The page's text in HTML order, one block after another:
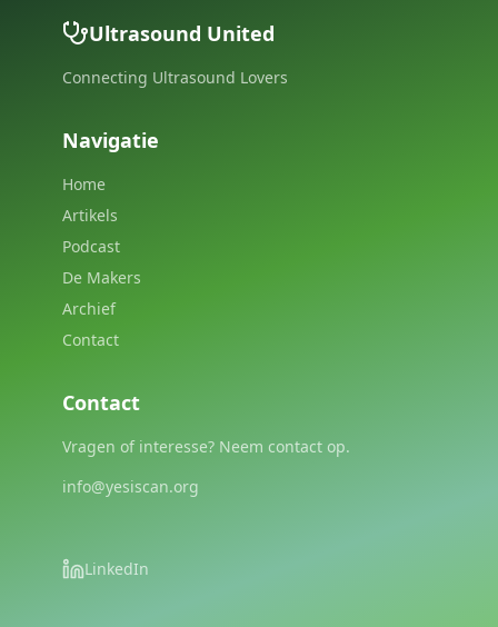
Ultrasound United
Connecting Ultrasound Lovers
Navigatie
Home
Artikels
Podcast
De Makers
Archief
Contact
Contact
Vragen of interesse? Neem contact op.
info@yesiscan.org
LinkedIn